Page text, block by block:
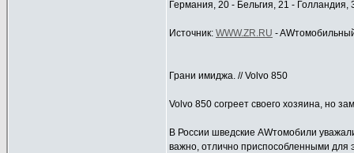
Германия, 20 - Бельгия, 21 -
Источник: WWW.ZR.RU -
Грани имиджа. // Volvo 850
Volvo 850 согреет своего хозяина, но
В России шведские AWтомобили
важно, отлично приспособленными для